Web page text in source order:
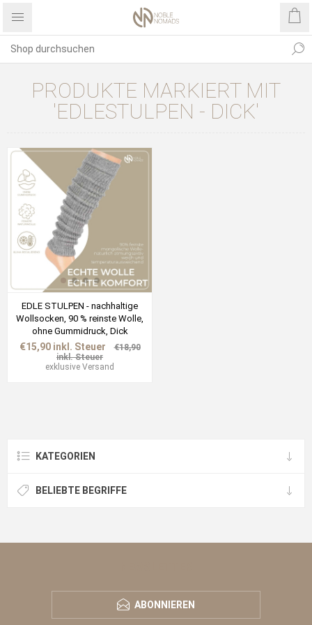
PRODUKTE MARKIERT MIT
'EDLESTULPEN - DICK'
EDLE STULPEN - nachhaltige
Wollsocken, 90 % reinste Wolle,
ohne Gummidruck, Dick
€15,90 inkl. Steuer
€18,90
inkl. Steuer
exklusive Versand
KATEGORIEN
BELIEBTE BEGRIFFE
ABONNIEREN